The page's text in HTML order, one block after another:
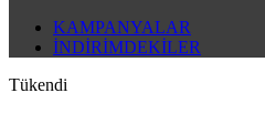
KAMPANYALAR
İNDİRİMDEKİLER
Tükendi